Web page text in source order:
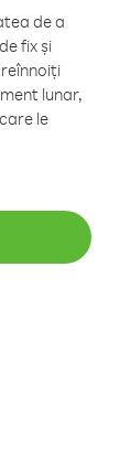
de a
fix și
lunar,
le